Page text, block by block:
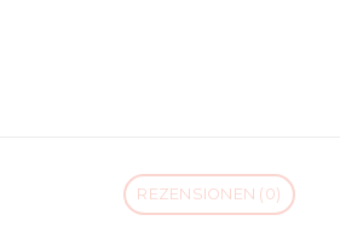
REZENSIONEN (0)